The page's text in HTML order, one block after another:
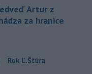
Artur z
za hranice
Rok Ľ.Štúra